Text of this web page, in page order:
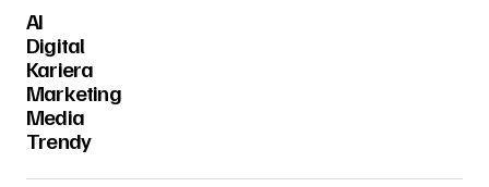
AI
Digital
Kariera
Marketing
Media
Trendy